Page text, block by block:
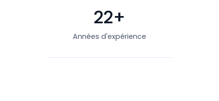
22+
Années d'expérience